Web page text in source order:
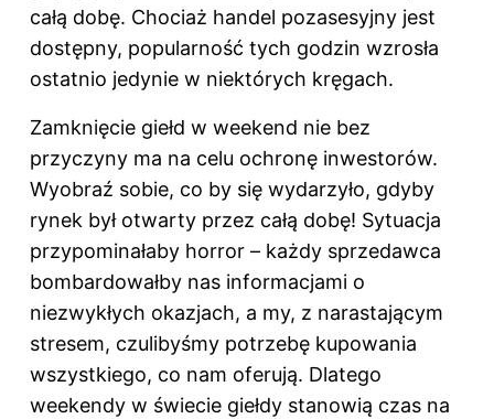
całą dobę. Chociaż handel pozasesyjny jest
dostępny, popularność tych godzin wzrosła
ostatnio jedynie w niektórych kręgach.
Zamknięcie giełd w weekend nie bez
przyczyny ma na celu ochronę inwestorów.
Wyobraź sobie, co by się wydarzyło, gdyby
rynek był otwarty przez całą dobę! Sytuacja
przypominałaby horror – każdy sprzedawca
bombardowałby nas informacjami o
niezwykłych okazjach, a my, z narastającym
stresem, czulibyśmy potrzebę kupowania
wszystkiego, co nam oferują. Dlatego
weekendy w świecie giełdy stanowią czas na